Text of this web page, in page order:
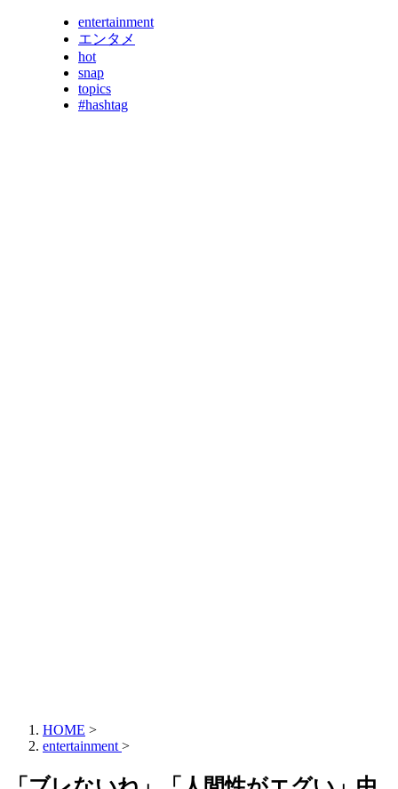
entertainment
エンタメ
hot
snap
topics
#hashtag
HOME >
entertainment >